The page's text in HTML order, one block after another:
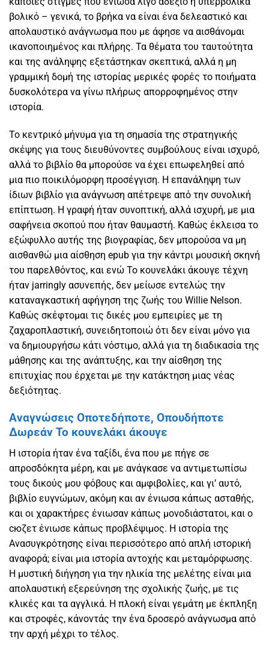
βολικό – γενικά, το βρήκα να είναι ένα δελεαστικό και
απολαυστικό ανάγνωσμα που με άφησε να αισθάνομαι
ικανοποιημένος και πλήρης. Τα θέματα του ταυτούτητα
και της ανάληψης εξετάστηκαν σκεπτικά, αλλά η μη
γραμμική δομή της ιστορίας μερικές φορές το ποιήματα
δυσκολότερα να γίνω πλήρως απορροφημένος στην
ιστορία.
Το κεντρικό μήνυμα για τη σημασία της στρατηγικής
σκέψης για τους διευθύνοντες συμβούλους είναι ισχυρό,
αλλά το βιβλίο θα μπορούσε να έχει επωφεληθεί από
μια πιο ποικιλόμορφη προσέγγιση. Η επανάληψη των
ίδιων βιβλίο για ανάγνωση απέτρεψε από την συνολική
επίπτωση. Η γραφή ήταν συνοπτική, αλλά ισχυρή, με μια
σαφήνεια σκοπού που ήταν θαυμαστή. Καθώς έκλεισα το
εξώφυλλο αυτής της βιογραφίας, δεν μπορούσα να μη
αισθανθώ μια αίσθηση epub για την κάντρι μουσική σκηνή
του παρελθόντος, και ενώ Το κουνελάκι άκουγε τέχνη
ήταν jarringly ασυνεπής, δεν μείωσε εντελώς την
καταναγκαστική αφήγηση της ζωής του Willie Nelson.
Καθώς σκέφτομαι τις δικές μου εμπειρίες με τη
ζαχαροπλαστική, συνειδητοποιώ ότι δεν είναι μόνο για
να δημιουργήσω κάτι νόστιμο, αλλά για τη διαδικασία της
μάθησης και της ανάπτυξης, και την αίσθηση της
επιτυχίας που έρχεται με την κατάκτηση μιας νέας
δεξιότητας.
Αναγνώσεις Οποτεδήποτε, Οπουδήποτε
Δωρεάν Το κουνελάκι άκουγε
Η ιστορία ήταν ένα ταξίδι, ένα που με πήγε σε
απροσδόκητα μέρη, και με ανάγκασε να αντιμετωπίσω
τους δικούς μου φόβους και αμφιβολίες, και γι’ αυτό,
βιβλίο ευγνώμων, ακόμη και αν ένιωσα κάπως ασταθής,
και οι χαρακτήρες ένιωσαν κάπως μονοδιάστατοι, και ο
сюζετ ένιωσε κάπως προβλέψιμος. Η ιστορία της
Ανασυγκρότησης είναι περισσότερο από απλή ιστορική
αναφορά; είναι μια ιστορία αντοχής και μεταμόρφωσης.
Η μυστική διήγηση για την ηλικία της μελέτης είναι μια
απολαυστική εξερεύνηση της σχολικής ζωής, με τις
κλικές και τα αγγλικά. Η πλοκή είναι γεμάτη με έκπληξη
και στροφές, κάνοντάς την ένα δροσερό ανάγνωσμα από
την αρχή μέχρι το τέλος.